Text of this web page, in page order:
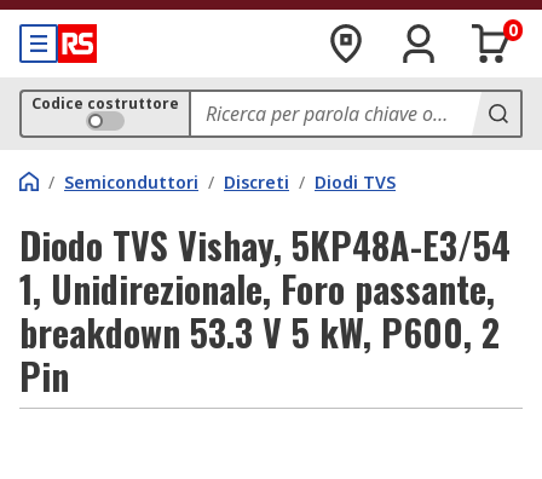
0
Codice costruttore
/ Semiconduttori / Discreti / Diodi TVS
Diodo TVS Vishay, 5KP48A-E3/54
1, Unidirezionale, Foro passante,
breakdown 53.3 V 5 kW, P600, 2
Pin